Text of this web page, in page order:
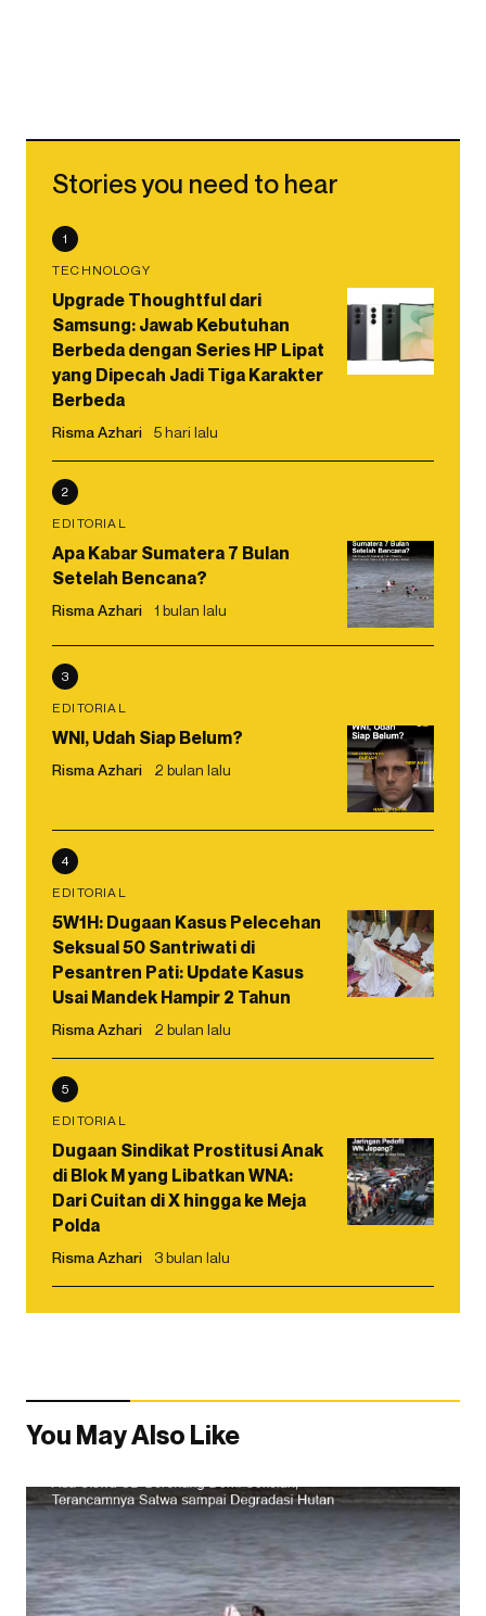
Stories you need to hear
1
TECHNOLOGY
Upgrade Thoughtful dari
Samsung: Jawab Kebutuhan
Berbeda dengan Series HP Lipat
yang Dipecah Jadi Tiga Karakter
Berbeda
Risma Azhari 5 hari lalu
2
EDITORIAL
Apa Kabar Sumatera 7 Bulan
Setelah Bencana?
Risma Azhari 1 bulan lalu
3
EDITORIAL
WNI, Udah Siap Belum?
Risma Azhari 2 bulan lalu
4
EDITORIAL
5W1H: Dugaan Kasus Pelecehan
Seksual 50 Santriwati di
Pesantren Pati: Update Kasus
Usai Mandek Hampir 2 Tahun
Risma Azhari 2 bulan lalu
5
EDITORIAL
Dugaan Sindikat Prostitusi Anak
di Blok M yang Libatkan WNA:
Dari Cuitan di X hingga ke Meja
Polda
Risma Azhari 3 bulan lalu
You May Also Like